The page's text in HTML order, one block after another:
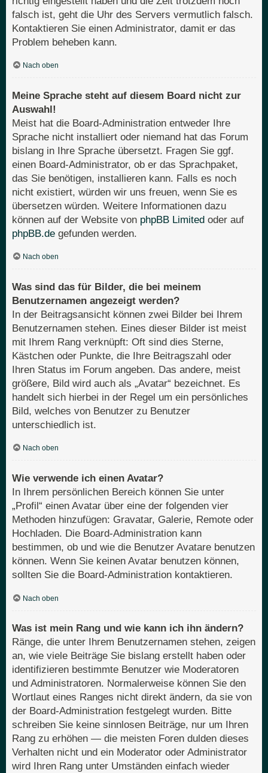
falsch ist, geht die Uhr des Servers vermutlich falsch.
Kontaktieren Sie einen Administrator, damit er das
Problem beheben kann.
Nach oben
Meine Sprache steht auf diesem Board nicht zur
Auswahl!
Meist hat die Board-Administration entweder Ihre
Sprache nicht installiert oder niemand hat das Forum
bislang in Ihre Sprache übersetzt. Fragen Sie ggf.
einen Board-Administrator, ob er das Sprachpaket,
das Sie benötigen, installieren kann. Falls es noch
nicht existiert, würden wir uns freuen, wenn Sie es
übersetzen würden. Weitere Informationen dazu
können auf der Website von phpBB Limited oder auf
phpBB.de gefunden werden.
Nach oben
Was sind das für Bilder, die bei meinem
Benutzernamen angezeigt werden?
In der Beitragsansicht können zwei Bilder bei Ihrem
Benutzernamen stehen. Eines dieser Bilder ist meist
mit Ihrem Rang verknüpft: Oft sind dies Sterne,
Kästchen oder Punkte, die Ihre Beitragszahl oder
Ihren Status im Forum angeben. Das andere, meist
größere, Bild wird auch als „Avatar“ bezeichnet. Es
handelt sich hierbei in der Regel um ein persönliches
Bild, welches von Benutzer zu Benutzer
unterschiedlich ist.
Nach oben
Wie verwende ich einen Avatar?
In Ihrem persönlichen Bereich können Sie unter
„Profil“ einen Avatar über eine der folgenden vier
Methoden hinzufügen: Gravatar, Galerie, Remote oder
Hochladen. Die Board-Administration kann
bestimmen, ob und wie die Benutzer Avatare benutzen
können. Wenn Sie keinen Avatar benutzen können,
sollten Sie die Board-Administration kontaktieren.
Nach oben
Was ist mein Rang und wie kann ich ihn ändern?
Ränge, die unter Ihrem Benutzernamen stehen, zeigen
an, wie viele Beiträge Sie bislang erstellt haben oder
identifizieren bestimmte Benutzer wie Moderatoren
und Administratoren. Normalerweise können Sie den
Wortlaut eines Ranges nicht direkt ändern, da sie von
der Board-Administration festgelegt wurden. Bitte
schreiben Sie keine sinnlosen Beiträge, nur um Ihren
Rang zu erhöhen — die meisten Foren dulden dieses
Verhalten nicht und ein Moderator oder Administrator
wird Ihren Rang unter Umständen einfach wieder